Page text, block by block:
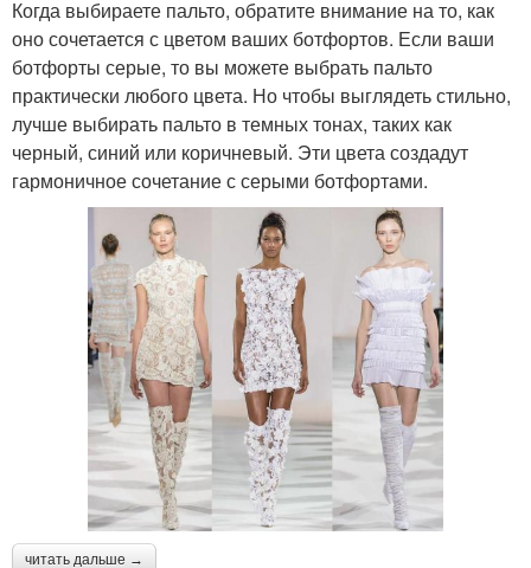
Когда выбираете пальто, обратите внимание на то, как
оно сочетается с цветом ваших ботфортов. Если ваши
ботфорты серые, то вы можете выбрать пальто
практически любого цвета. Но чтобы выглядеть стильно,
лучше выбирать пальто в темных тонах, таких как
черный, синий или коричневый. Эти цвета создадут
гармоничное сочетание с серыми ботфортами.
читать дальше →